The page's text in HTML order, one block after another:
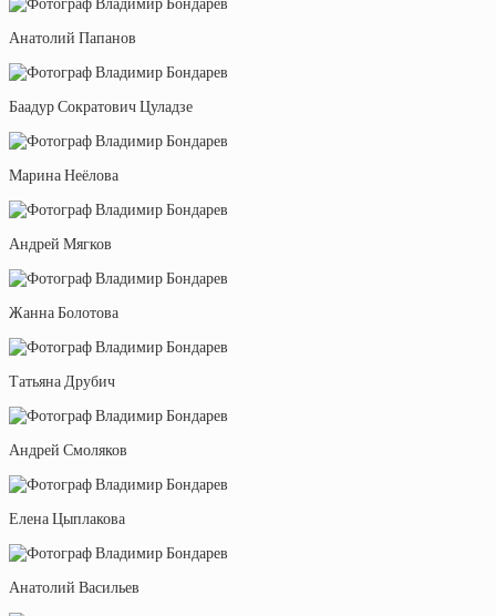
Анатолий Папанов
Баадур Сократович Цуладзе
Марина Неёлова
Андрей Мягков
Жанна Болотова
Татьяна Друбич
Андрей Смоляков
Елена Цыплакова
Анатолий Васильев